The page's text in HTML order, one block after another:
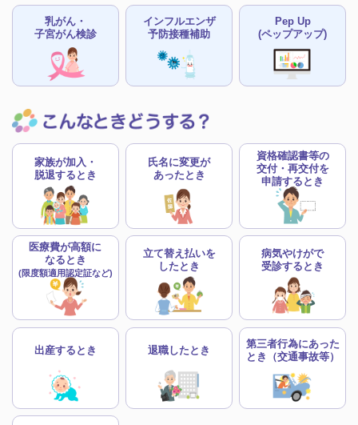
INFO
2026年05月19日
「スマイルライフ（健保だより）」を送付しています
2026年04月21日
2026年度「家族・任継向け健診のご案内」を順次送付しています
公告
2026年04月01日
重要
2025年09月01日
2025年12月2日 健康保険証からマイナ保険証へ（マイナ保険証の登録
はお早めに！）
公告
2025年09月01日
2024年度 決算概要報告
重要
2024年10月21日
「資格確認のお知らせ」の配付について
INFO
2024年06月14日
健康保険証が2024年12月2日に廃止されます
INFO
2023年06月19日
乳がん・
子宮がん検診
インフルエンザ
予防接種補助
Pep Up
(ペップアップ)
家族が加入・
脱退するとき
氏名に変更が
あったとき
資格確認書等の
交付・再交付を
申請するとき
医療費が高額に
なるとき
(限度額適用認定証など)
立て替え払いを
したとき
病気やけがで
受診するとき
出産するとき 退職したとき
第三者行為にあった
とき
（交通事故等）